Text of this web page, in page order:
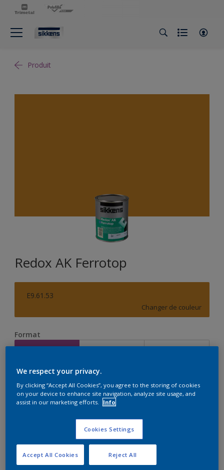
Produit
Redox AK Ferrotop
E9.61.53
Changer de couleur
Format
Calculer
Ajouter à la liste d’achats
We respect your privacy.
By clicking “Accept All Cookies”, you agree to the storing of cookies
on your device to enhance site navigation, analyze site usage, and
assist in our marketing efforts.
Info
Cookies Settings
Reject All
Accept All Cookies